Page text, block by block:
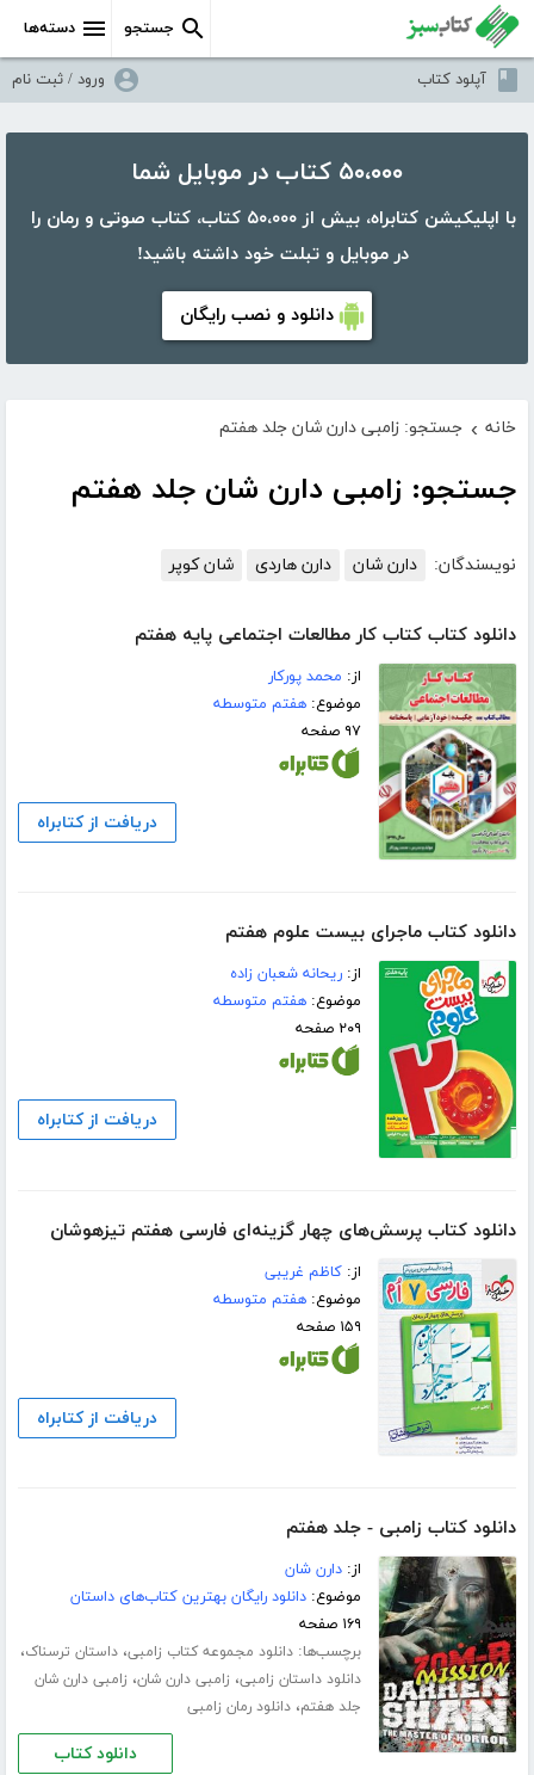
دسته‌ها جستجو
آپلود کتاب ورود / ثبت نام
۵۰،۰۰۰ کتاب در موبایل شما
با اپلیکیشن کتابراه، بیش از ۵۰،۰۰۰ کتاب، کتاب صوتی و رمان را
در موبایل و تبلت خود داشته باشید!
دانلود و نصب رایگان
خانه › جستجو: زامبی دارن شان جلد هفتم
جستجو: زامبی دارن شان جلد هفتم
نویسندگان: دارن شان دارن هاردی شان کوپر
دانلود کتاب کتاب کار مطالعات اجتماعی پایه هفتم
از: محمد پورکار
موضوع:هفتم متوسطه
۹۷ صفحه
دریافت از کتابراه
دانلود کتاب ماجرای بیست علوم هفتم
از:ریحانه شعبان زاده
موضوع:هفتم متوسطه
۲۰۹ صفحه
دریافت از کتابراه
دانلود کتاب پرسش‌های چهار گزینه‌ای فارسی هفتم تیزهوشان
از:کاظم غریبی
موضوع:هفتم متوسطه
۱۵۹ صفحه
دریافت از کتابراه
دانلود کتاب زامبی - جلد هفتم
از:دارن شان
موضوع:دانلود رایگان بهترین کتاب‌های داستان
۱۶۹ صفحه
برچسب‌ها:دانلود مجموعه کتاب زامبی،داستان ترسناک،
دانلود داستان زامبی، زامبی دارن شان، زامبی دارن شان
جلد هفتم،دانلود رمان زامبی
دانلود کتاب